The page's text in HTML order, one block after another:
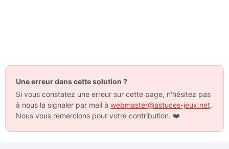
Une erreur dans cette solution ?
Si vous constatez une erreur sur cette page, n'hésitez pas
à nous la signaler par mail à webmaster@astuces-jeux.net.
Nous vous remercions pour votre contribution. ❤️